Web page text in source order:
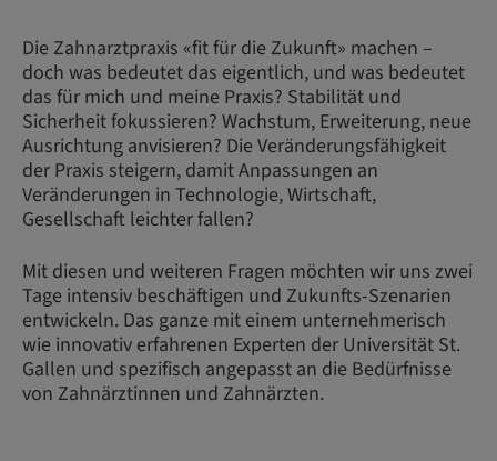
Die Zahnarztpraxis «fit für die Zukunft» machen –
doch was bedeutet das eigentlich, und was bedeutet
das für mich und meine Praxis? Stabilität und
Sicherheit fokussieren? Wachstum, Erweiterung, neue
Ausrichtung anvisieren? Die Veränderungsfähigkeit
der Praxis steigern, damit Anpassungen an
Veränderungen in Technologie, Wirtschaft,
Gesellschaft leichter fallen?
Mit diesen und weiteren Fragen möchten wir uns zwei
Tage intensiv beschäftigen und Zukunfts-Szenarien
entwickeln. Das ganze mit einem unternehmerisch
wie innovativ erfahrenen Experten der Universität St.
Gallen und spezifisch angepasst an die Bedürfnisse
von Zahnärztinnen und Zahnärzten.